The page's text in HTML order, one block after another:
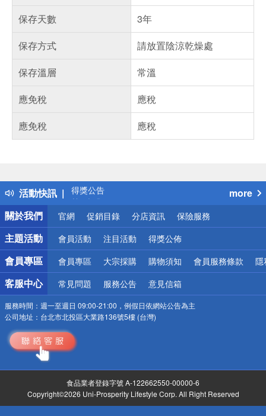
保存天數
3年
保存方式
請放置陰涼乾燥處
保存溫層
常溫
應免稅
應稅
應免稅
應稅
活動快訊
得獎公告
熱門話題
銀行優惠
偏遠地區配送
詐騙網頁！請小心！
more
關於我們
官網 促銷目錄 分店資訊 保險服務
主題活動 會員活動 注目活動 得獎公佈
會員專區 會員專區 大宗採購 購物須知 會員服務條款 隱
客服中心 常見問題 服務公告 意見信箱
服務時間： 週一至週日 09:00-21:00，例假日依網站公告為主
公司地址： 台北市北投區大業路136號5樓 (台灣)
食品業者登錄字號 A-122662550-00000-6
Copyright©2026 Uni-Prosperity Lifestyle Corp. All Right Reserved